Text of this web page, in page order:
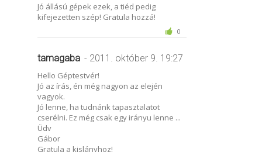
Jó állású gépek ezek, a tiéd pedig
kifejezetten szép! Gratula hozzá!
0
tamagaba - 2011. október 9. 19:27
Hello Géptestvér!
Jó az írás, én még nagyon az elején
vagyok.
Jó lenne, ha tudnánk tapasztalatot
cserélni. Ez még csak egy irányu lenne ...
Üdv
Gábor
Gratula a kislányhoz!